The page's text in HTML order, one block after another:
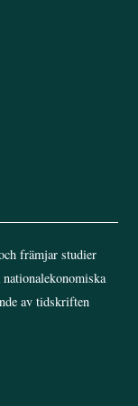
främjar studier
av tidskriften